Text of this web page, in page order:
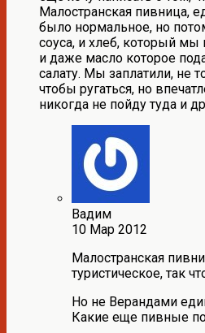
Малостранская пивница,
было нормальное, но
соуса, и хлеб, который мы
и даже масло которое
салату. Мы заплатили, не
чтобы ругаться, но
никогда не пойду туда и
Вадим
10 Мар 2012
Малостранская
туристическое, так
Но не Верандами
Какие еще пивные